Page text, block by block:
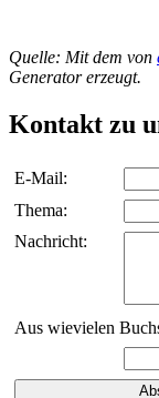
Quelle: Mit dem von
Generator erzeugt.
Kontakt zu
E-Mail:
Thema:
Nachricht:
Aus wievielen